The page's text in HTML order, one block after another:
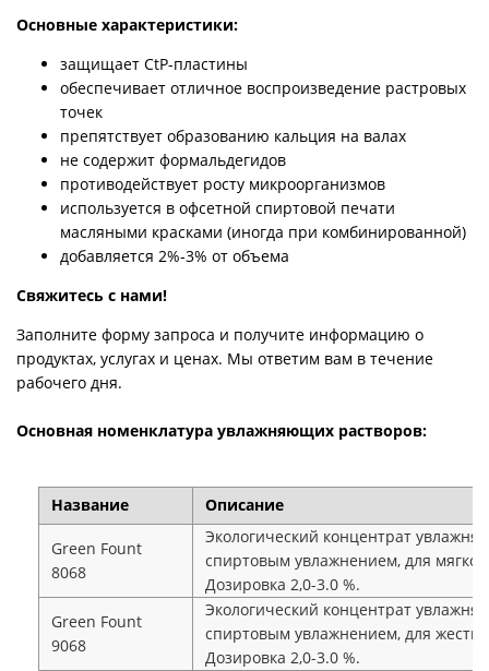
Основные характеристики:
защищает CtP-пластины
обеспечивает отличное воспроизведение растровых
точек
препятствует образованию кальция на валах
не содержит формальдегидов
противодействует росту микроорганизмов
используется в офсетной спиртовой печати
масляными красками (иногда при комбинированной)
добавляется 2%-3% от объема
Свяжитесь с нами!
Заполните форму запроса и получите информацию о
продуктах, услугах и ценах. Мы ответим вам в течение
рабочего дня.
Основная номенклатура увлажняющих растворов:
Название Описание
Green Fount
8068
Экологический концентрат
спиртовым увлажнением, для
Дозировка 2,0-3.0 %.
Green Fount
9068
Экологический концентрат
спиртовым увлажнением, для
Дозировка 2,0-3.0 %.